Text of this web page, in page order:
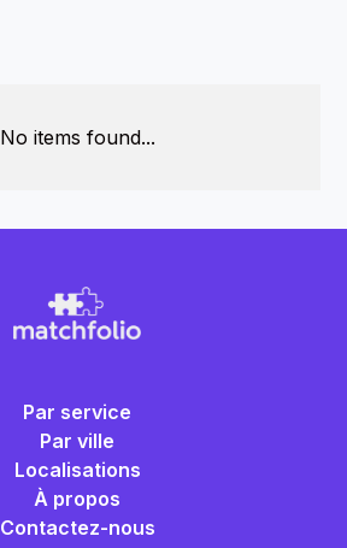
No items found...
Par service
Par ville
Localisations
À propos
Contactez-nous